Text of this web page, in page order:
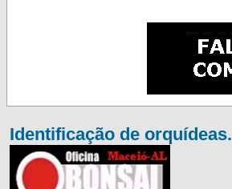
Identificação de orquídeas.